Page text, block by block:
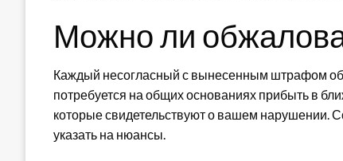
Можно ли
Каждый несогласный с вынесенным штрафом
потребуется на общих основаниях прибыть в
которые свидетельствуют о вашем нарушении.
указать на нюансы.